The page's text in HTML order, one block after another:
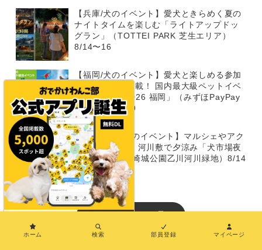
【兵庫/犬のイベント】愛犬ときらめく夏の
ナイトタイムを楽しむ「ライトアップドッ
グラン」（TOTTEI PARK 芝生エリア）
8/14〜16
【福岡/犬のイベント】愛犬と楽しめる参加
型イベントが満載！ 国内最大級ペットイベ
ント「Pet博 2026 福岡」（みずほPayPay
ドーム）8/8～9
【8/14～15/犬のイベント】マルシェやアク
ティビティも！ 河川敷で夕涼み「犬市場夜
市 2026」（岡崎城公園乙川河川緑地）8/14
～15
おでかけわんこ部でPRしたい
ホーム 検索 部員登録 マイページ